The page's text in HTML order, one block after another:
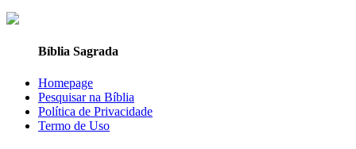
Bíblia Sagrada
Homepage
Pesquisar na Bíblia
Política de Privacidade
Termo de Uso